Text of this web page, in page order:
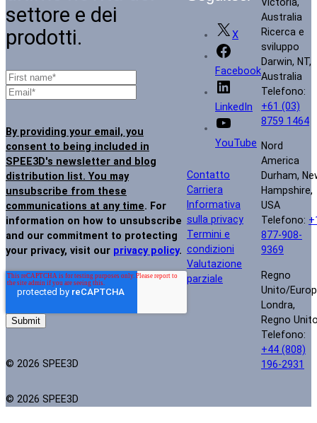
settore e dei
prodotti.
By providing your email, you
consent to being included in
SPEE3D's newsletter and blog
distribution list. You may
unsubscribe from these
communications at any time. For
information on how to unsubscribe
and our commitment to protecting
your privacy, visit our privacy policy.
© 2026 SPEE3D
X
Facebook
LinkedIn
YouTube
Contatto
Carriera
Informativa
sulla privacy
Termini e
condizioni
Valutazione
parziale
Australia
Ricerca e
sviluppo
Darwin, NT,
Australia
Telefono:
+61 (03)
8759 1464
Nord
America
Durham,
Hampshire,
USA
Telefono:
877-908-
9369
Regno
Unito/
Londra,
Regno
Telefono:
+44 (808)
196-2931
© 2026 SPEE3D